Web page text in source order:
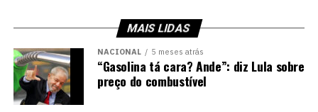
MAIS LIDAS
NACIONAL 5 meses atrás
“Gasolina tá cara? Ande”: diz Lula sobre
preço do combustível